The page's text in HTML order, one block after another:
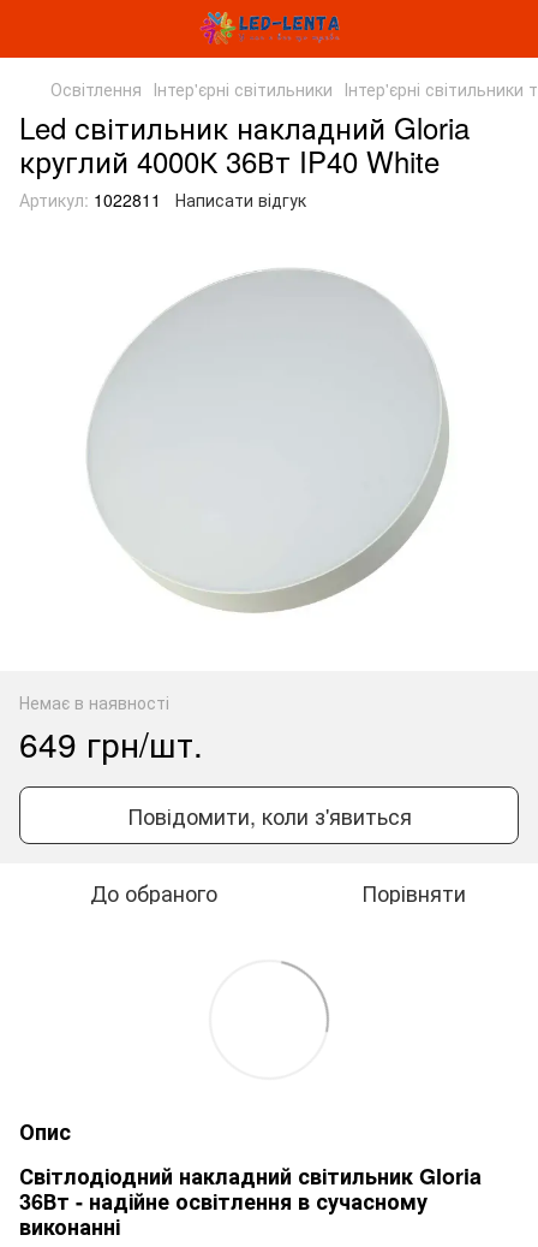
Освітлення Інтер'єрні світильники Інтер'єрні світильники
Led світильник накладний Gloria
круглий 4000К 36Вт IP40 White
Артикул: 1022811 Написати відгук
Немає в наявності
649 грн/шт.
Повідомити, коли з'явиться
До обраного Порівняти
Опис
Світлодіодний накладний світильник Gloria
36Вт - надійне освітлення в сучасному
виконанні